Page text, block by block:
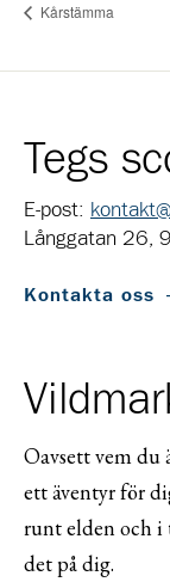
Kårstämma
Tegs
E-post:
Långgatan 26,
Kontakta oss
Oavsett vem du
ett äventyr för
runt elden och i
det på dig.